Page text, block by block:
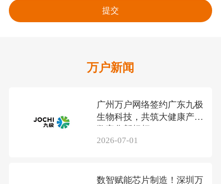
万户新闻
广州万户网络签约广东九极
生物科技，共筑大健康产业
2026-07-01
数智赋能芯片制造！深圳万